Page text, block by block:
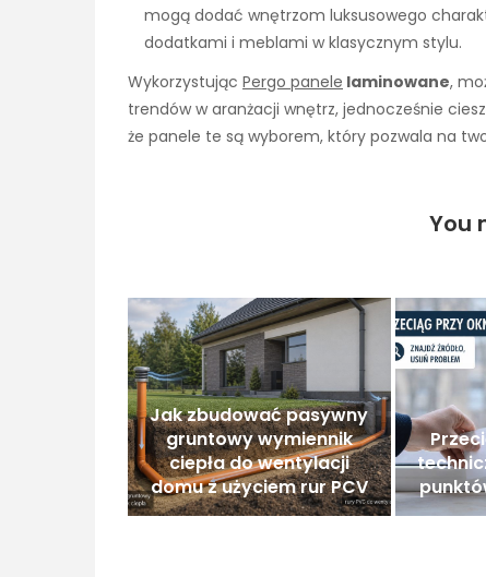
mogą dodać wnętrzom luksusowego
dodatkami i meblami w klasycznym stylu.
Wykorzystując Pergo panele laminowane,
trendów w aranżacji wnętrz, jednocześnie
że panele te są wyborem, który pozwala na
You
Jak zbudować pasywny
gruntowy wymiennik
ciepła do wentylacji
domu z użyciem rur PCV